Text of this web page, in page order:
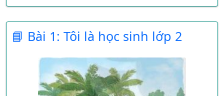
ngồi trong lớp của thầy giáo Cóc. Thầy đứng
trên bục, tay cầm thước chỉ vào từng chữ trên
bảng. Cả lớp đọc theo thầy, giọng Ếch đồng
thanh nghe rất to và rất vang.
Đoạn văn "Ếch Xanh đi học" trong sách giáo
khoa tiếng Việt lớp 2 mang nhiều bài học sâu
📘 Bài 1: Tôi là học sinh lớp 2